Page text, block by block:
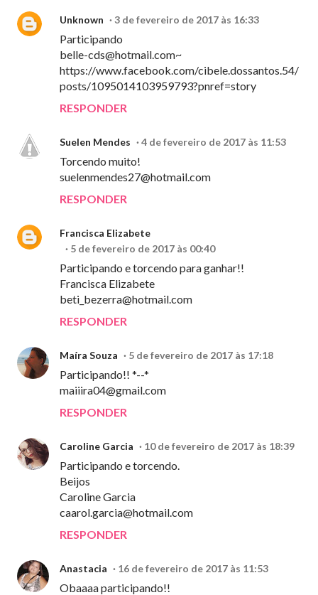
Unknown 3 de fevereiro de 2017 às 16:33
Participando
belle-cds@hotmail.com~
https://www.facebook.com/cibele.dossantos.54/
posts/1095014103959793?pnref=story
RESPONDER
Suelen Mendes 4 de fevereiro de 2017 às 11:53
Torcendo muito!
suelenmendes27@hotmail.com
RESPONDER
Francisca Elizabete
5 de fevereiro de 2017 às 00:40
Participando e torcendo para ganhar!!
Francisca Elizabete
beti_bezerra@hotmail.com
RESPONDER
Maíra Souza 5 de fevereiro de 2017 às 17:18
Participando!! *--*
maiiira04@gmail.com
RESPONDER
Caroline Garcia 10 de fevereiro de 2017 às 18:39
Participando e torcendo.
Beijos
Caroline Garcia
caarol.garcia@hotmail.com
RESPONDER
Anastacia 16 de fevereiro de 2017 às 11:53
Obaaaa participando!!